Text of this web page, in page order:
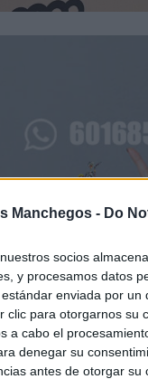
Manchegos - Do
socios
y procesamos datos
enviada por
clic para otorgarnos su
a cabo el
denegar su
antes de otorgar
su apoyo a la III
Cuenca
y